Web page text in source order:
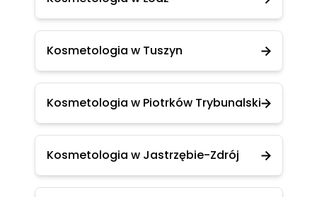
Kosmetologia w Tuszyn
Kosmetologia w Piotrków Trybunalski
Kosmetologia w Jastrzębie-Zdrój